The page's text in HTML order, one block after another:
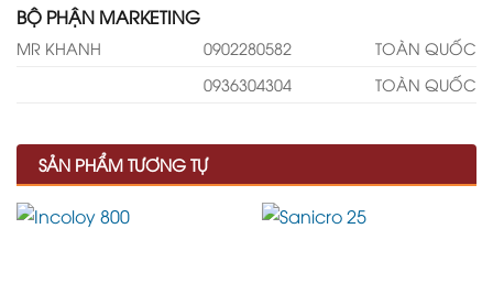
BỘ PHẬN MARKETING
MR KHANH 0902280582
TOÀN QUỐC
0936304304
TOÀN QUỐC
SẢN PHẨM TƯƠNG TỰ